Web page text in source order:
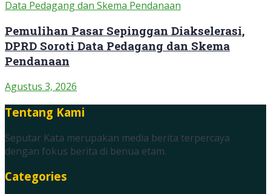
Pemulihan Pasar Sepinggan Diakselerasi,
DPRD Soroti Data Pedagang dan Skema
Pendanaan
Agustus 3, 2026
Tentang Kami
Seputar Kata merupakan media berita terpercaya
dengan fokus berita di benua etam.
Categories